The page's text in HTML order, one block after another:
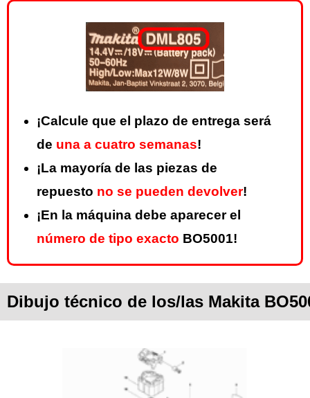
¡Calcule que el plazo de entrega será
de una a cuatro semanas!
¡La mayoría de las piezas de
repuesto no se pueden devolver!
¡En la máquina debe aparecer el
número de tipo exacto BO5001!
Dibujo técnico de los/las Makita